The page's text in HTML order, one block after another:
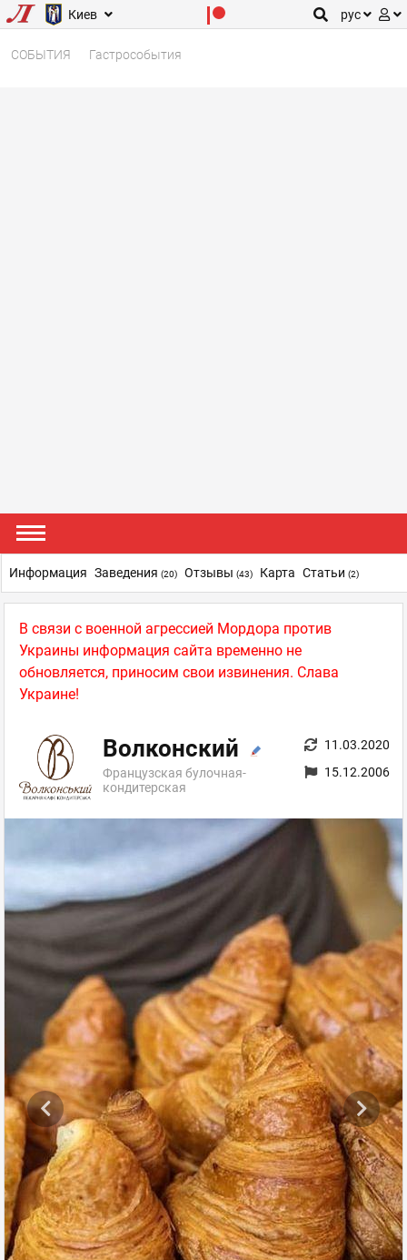
Киев рус
СОБЫТИЯ Гастрособытия
В связи с военной агрессией Мордора против
Украины информация сайта временно не
обновляется, приносим свои извинения. Слава
Украине!
Волконский
Французская булочная-
кондитерская
11.03.2020
15.12.2006
Информация Заведения (20) Отзывы (43) Карта Статьи (2)